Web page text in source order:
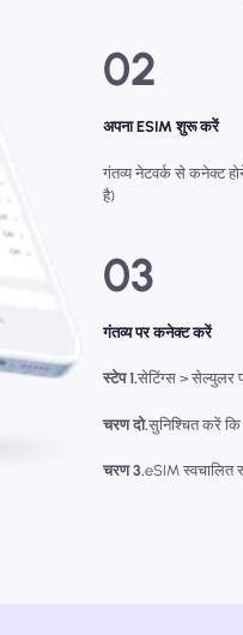
02
अपना ESIM शुरू करें
गंतव्य नेटवर्क से कनेक्ट
है)
03
गंतव्य पर कनेक्ट करें
स्टेप 1.सेटिंग्स > सेल्युलर
चरण दो.सुनिश्चित करें
चरण 3.eSIM स्वचालित